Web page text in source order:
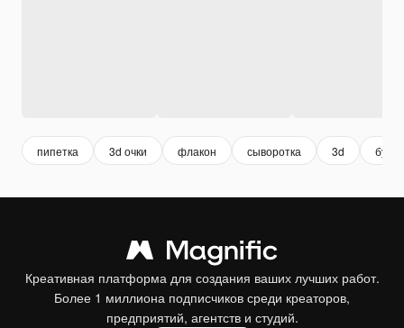
пипетка 3d очки флакон сыворотка 3d
Креативная платформа для создания ваших лучших работ.
Более 1 миллиона подписчиков среди креаторов,
предприятий, агентств и студий.